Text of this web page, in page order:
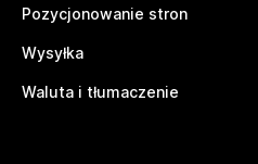
Pozycjonowanie stron
Wysyłka
Waluta i tłumaczenie